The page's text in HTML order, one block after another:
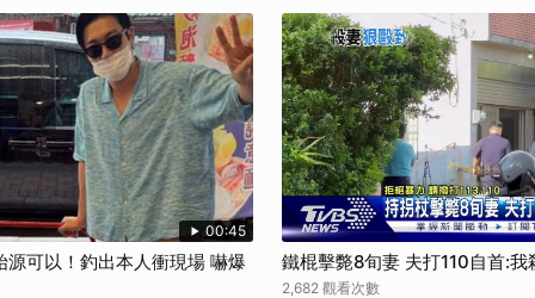
00:45
源可以！釣出本人衝現場 嚇爆 鐵棍擊斃8旬妻 夫打110自首:我
2,682 觀看次數